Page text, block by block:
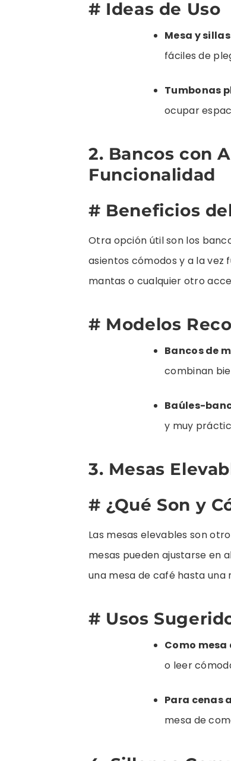
# Ideas de Uso
Mesa y
fáciles de
Tumbonas
ocupar
2. Bancos con
Funcionalidad
# Beneficios
Otra opción útil son los
asientos cómodos y a la vez
mantas o cualquier otro
# Modelos
Bancos de
combinan
Baúles-
y muy
3. Mesas
# ¿Qué Son y
Las mesas elevables son
mesas pueden ajustarse en
una mesa de café hasta una
# Usos
Como
o leer
Para cenas
mesa de